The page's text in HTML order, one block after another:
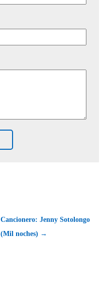
Cancionero: Jenny Sotolongo
(Mil noches) →